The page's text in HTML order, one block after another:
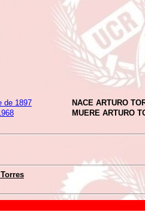
de 1897
NACE ARTURO
MUERE ARTURO